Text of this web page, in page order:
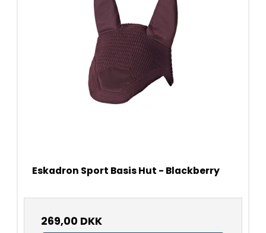
Eskadron Sport Basis Hut - Blackberry
269,00 DKK